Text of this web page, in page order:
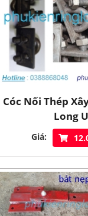
Cóc Nối Thép
Long U
Giá: